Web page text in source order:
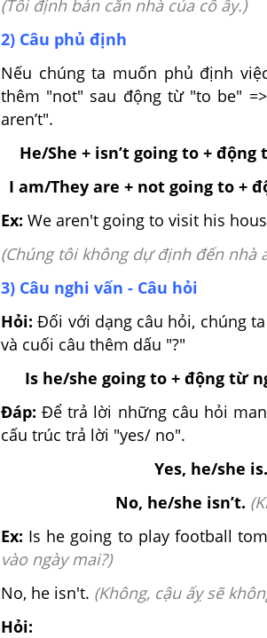
(Tôi định bán căn nhà của cô ấy.)
2) Câu phủ định
Nếu chúng ta muốn phủ định
thêm "not" sau động từ "to be"
aren’t".
He/She + isn’t going to +
I am/They are + not going to +
Ex: We aren't going to visit his
(Chúng tôi không dự định đến nhà
3) Câu nghi vấn - Câu hỏi
Hỏi: Đối với dạng câu hỏi, chúng
và cuối câu thêm dấu "?"
Is he/she going to + động từ
Đáp: Để trả lời những câu hỏi
cấu trúc trả lời "yes/ no".
Yes, he/she is.
No, he/she isn’t. (
Ex: Is he going to play football
vào ngày mai?)
No, he isn't. (Không, cậu ấỵ sẽ
Hỏi: